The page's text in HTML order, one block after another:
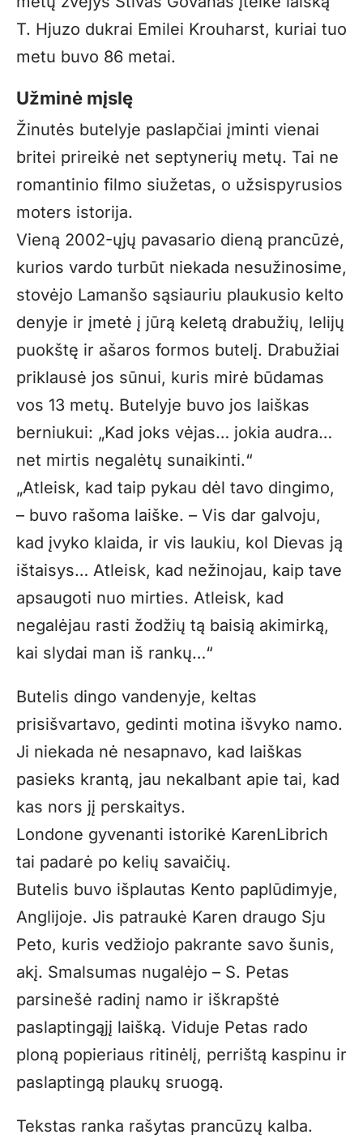
T. Hjuzo dukrai Emilei Krouharst, kuriai tuo
metu buvo 86 metai.
Užminė mįslę
Žinutės butelyje paslapčiai įminti vienai
britei prireikė net septynerių metų. Tai ne
romantinio filmo siužetas, o užsispyrusios
moters istorija.
Vieną 2002-ųjų pavasario dieną prancūzė,
kurios vardo turbūt niekada nesužinosime,
stovėjo Lamanšo sąsiauriu plaukusio kelto
denyje ir įmetė į jūrą keletą drabužių, lelijų
puokštę ir ašaros formos butelį. Drabužiai
priklausė jos sūnui, kuris mirė būdamas
vos 13 metų. Butelyje buvo jos laiškas
berniukui: „Kad joks vėjas… jokia audra…
net mirtis negalėtų sunaikinti.“
„Atleisk, kad taip pykau dėl tavo dingimo,
– buvo rašoma laiške. – Vis dar galvoju,
kad įvyko klaida, ir vis laukiu, kol Dievas ją
ištaisys… Atleisk, kad nežinojau, kaip tave
apsaugoti nuo mirties. Atleisk, kad
negalėjau rasti žodžių tą baisią akimirką,
kai slydai man iš rankų…“
Butelis dingo vandenyje, keltas
prisišvartavo, gedinti motina išvyko namo.
Ji niekada nė nesapnavo, kad laiškas
pasieks krantą, jau nekalbant apie tai, kad
kas nors jį perskaitys.
Londone gyvenanti istorikė KarenLibrich
tai padarė po kelių savaičių.
Butelis buvo išplautas Kento paplūdimyje,
Anglijoje. Jis patraukė Karen draugo Sju
Peto, kuris vedžiojo pakrante savo šunis,
akį. Smalsumas nugalėjo – S. Petas
parsinešė radinį namo ir iškrapštė
paslaptingąjį laišką. Viduje Petas rado
ploną popieriaus ritinėlį, perrištą kaspinu ir
paslaptingą plaukų sruogą.
Tekstas ranka rašytas prancūzų kalba.